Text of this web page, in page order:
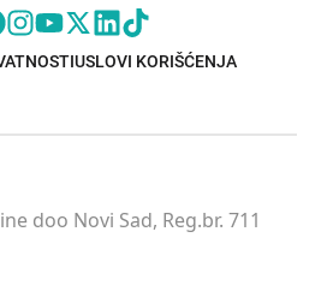
USLOVI KORIŠĆENJA
doo Novi Sad, Reg.br. 711